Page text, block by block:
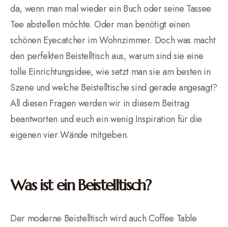
da, wenn man mal wieder ein Buch oder seine Tassee
Tee abstellen möchte. Oder man benötigt einen
schönen Eyecatcher im Wohnzimmer. Doch was macht
den perfekten Beistelltisch aus, warum sind sie eine
tolle Einrichtungsidee, wie setzt man sie am besten in
Szene und welche Beistelltische sind gerade angesagt?
All diesen Fragen werden wir in diesem Beitrag
beantworten und euch ein wenig Inspiration für die
eigenen vier Wände mitgeben.
Was ist ein Beistelltisch?
Der moderne Beistelltisch wird auch Coffee Table